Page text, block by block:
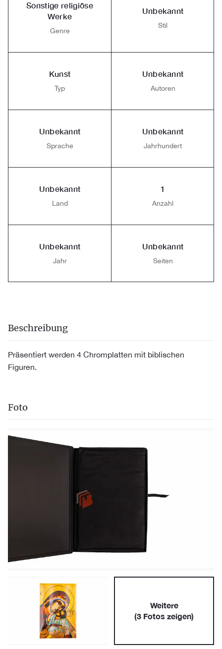
Sonstige religiöse
Werke
Genre
Unbekannt
Stil
Kunst
Typ
Unbekannt
Autoren
Unbekannt
Sprache
Unbekannt
Jahrhundert
Unbekannt
Land
1
Anzahl
Unbekannt
Jahr
Unbekannt
Seiten
Beschreibung
Präsentiert werden 4 Chromplatten mit biblischen
Figuren.
Foto
Weitere
(3 Fotos zeigen)